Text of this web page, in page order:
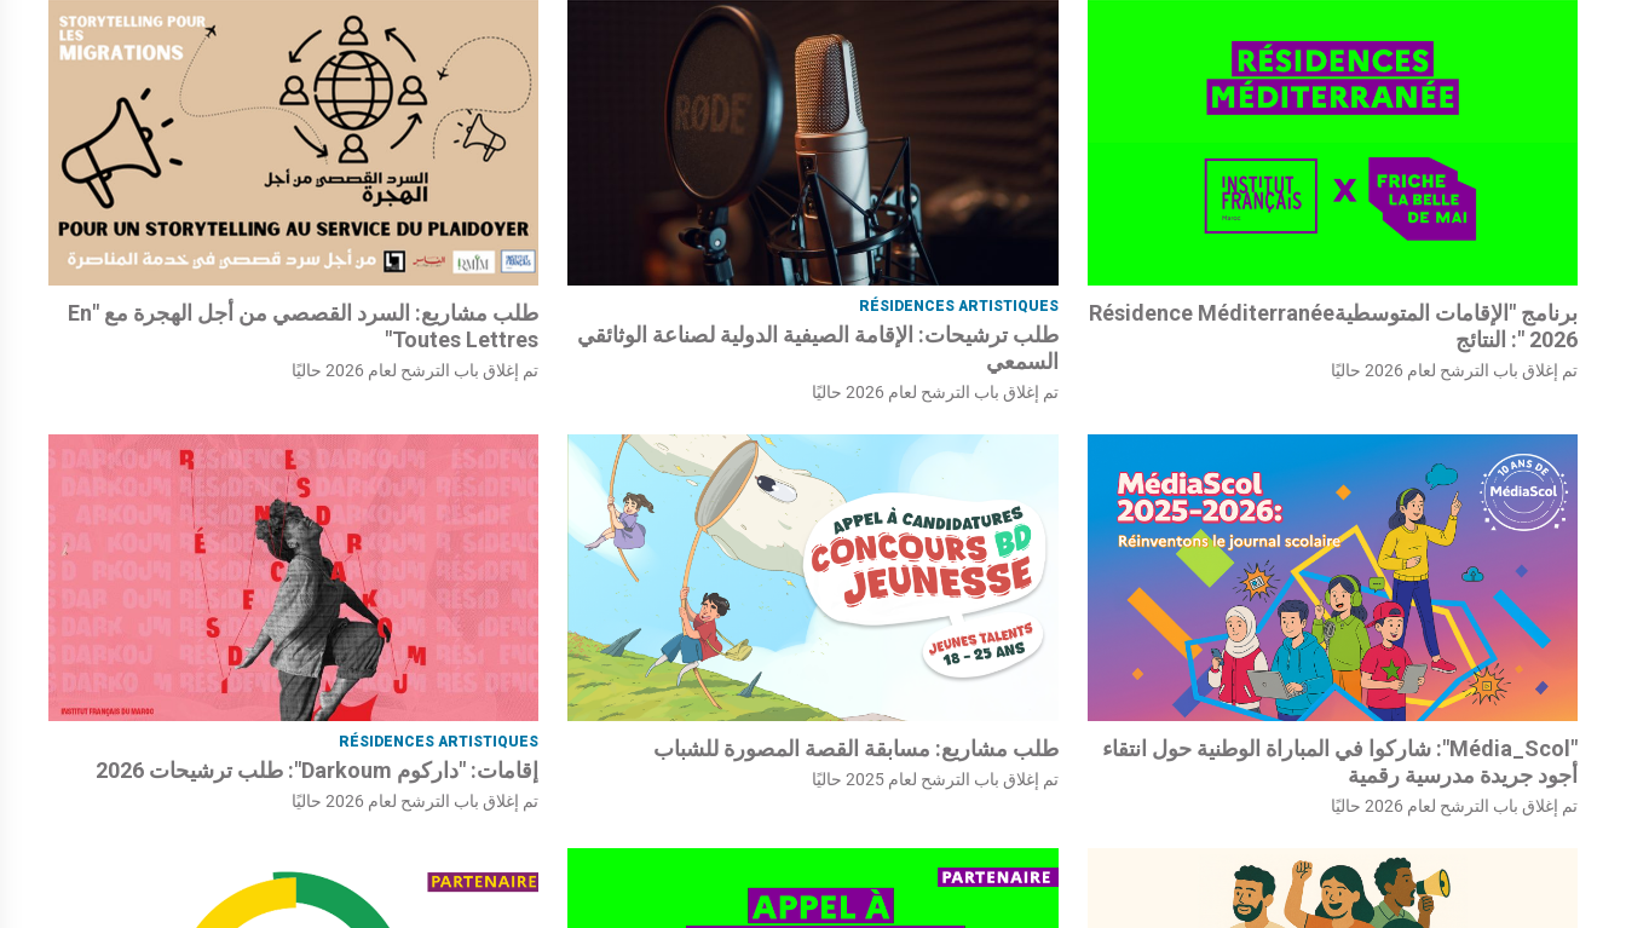
برنامج "الإقامات المتوسطيةRésidence Méditerranée
" 2026: النتائج
تم إغلاق باب الترشح لعام 2026 حاليًا
RÉSIDENCES ARTISTIQUES
طلب ترشيحات: الإقامة الصيفية الدولية لصناعة الوثائقي
السمعي
تم إغلاق باب الترشح لعام 2026 حاليًا
طلب مشاريع: السرد القصصي من أجل الهجرة مع "En
Toutes Lettres"
تم إغلاق باب الترشح لعام 2026 حاليًا
"Média_Scol": شاركوا في المباراة الوطنية حول انتقاء
أجود جريدة مدرسية رقمية
تم إغلاق باب الترشح لعام 2026 حاليًا
طلب مشاريع: مسابقة القصة المصورة للشباب
تم إغلاق باب الترشح لعام 2025 حاليًا
RÉSIDENCES ARTISTIQUES
إقامات: "داركوم Darkoum": طلب ترشيحات 2026
تم إغلاق باب الترشح لعام 2026 حاليًا